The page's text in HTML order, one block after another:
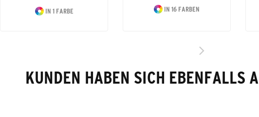
IN 1 FARBE IN 16 FARBEN
KUNDEN HABEN SICH EBENFALLS